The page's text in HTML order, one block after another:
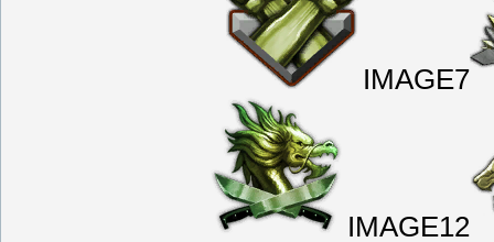
IMAGE7
IMAGE12